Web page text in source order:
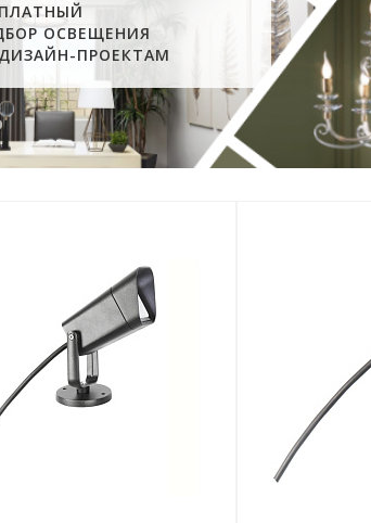
ОСВЕЩЕНИЯ
ПРОЕКТАМ